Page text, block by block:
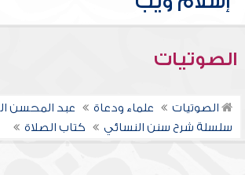
الصوتيات
الصوتيات علماء ودعاة
عبد المحسن
سلسلة شرح سنن النسائي
كتاب الصلاة